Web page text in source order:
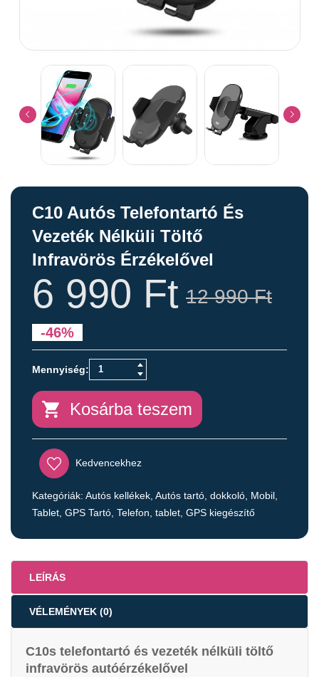
C10 Autós Telefontartó És
Vezeték Nélküli Töltő
Infravörös Érzékelővel
12 990Ft
6 990 Ft
-46%
Kosárba teszem
Kedvencekhez
Kategóriák: Autós kellékek, Autós tartó, dokkoló, Mobil,
Tablet, GPS Tartó, Telefon, tablet, GPS kiegészítő
LEÍRÁS
VÉLEMÉNYEK (0)
C10s telefontartó és vezeték nélküli töltő
infravörös autóérzékelővel